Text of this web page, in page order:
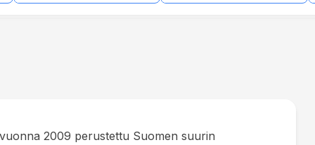
2009 perustettu Suomen suurin